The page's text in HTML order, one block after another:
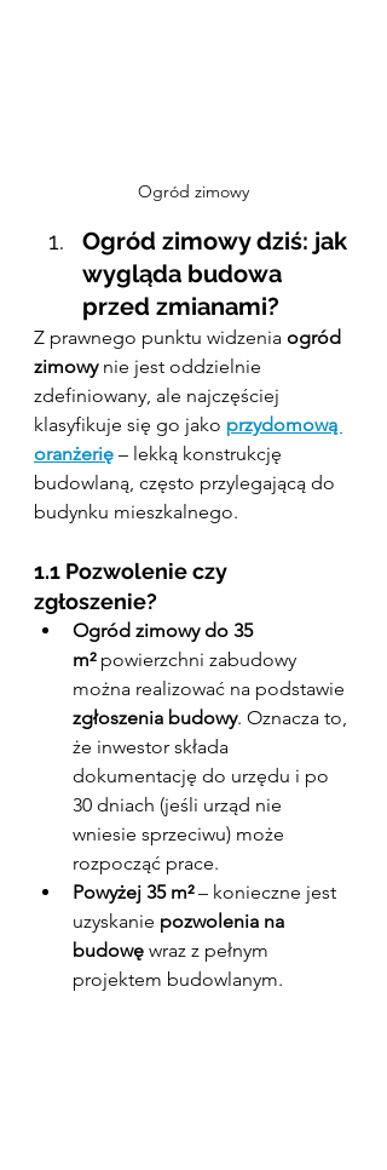
Ogród zimowy
Ogród zimowy dziś: jak
wygląda budowa
przed zmianami?
Z prawnego punktu widzenia ogród
zimowy nie jest oddzielnie
zdefiniowany, ale najczęściej
klasyfikuje się go jako przydomową
oranżerię – lekką konstrukcję
budowlaną, często przylegającą do
budynku mieszkalnego.
1.1 Pozwolenie czy
zgłoszenie?
Ogród zimowy do 35
m² powierzchni zabudowy
można realizować na podstawie
zgłoszenia budowy. Oznacza to,
że inwestor składa
dokumentację do urzędu i po
30 dniach (jeśli urząd nie
wniesie sprzeciwu) może
rozpocząć prace.
Powyżej 35 m² – konieczne jest
uzyskanie pozwolenia na
budowę wraz z pełnym
projektem budowlanym.